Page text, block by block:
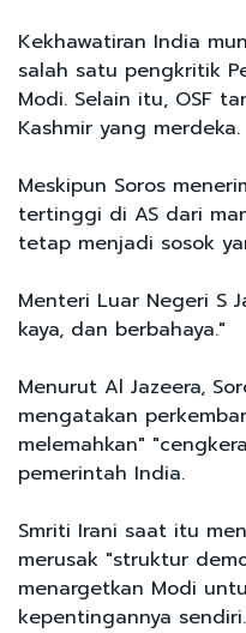
Kekhawatiran India
salah satu pengkritik
Modi. Selain itu, OSF
Kashmir yang merdeka.
Meskipun Soros
tertinggi di AS dari
tetap menjadi sosok
Menteri Luar Negeri S
kaya, dan berbahaya."
Menurut Al Jazeera,
mengatakan
melemahkan"
pemerintah India.
Smriti Irani saat itu
merusak "struktur
menargetkan Modi
kepentingannya sendiri.